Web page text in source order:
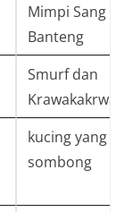
Mimpi Sang
Banteng
Smurf dan
Krawakakrwa
kucing yang
sombong